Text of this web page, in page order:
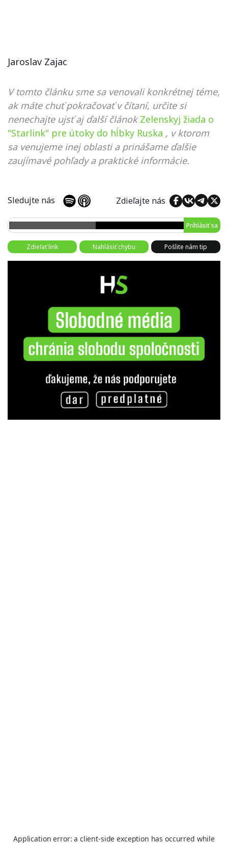
Jaroslav Zajac
V tomto článku sme sa venovali konkrétnej téme,
ak máte chuť pokračovať v čítaní, určite si
nenechajte ujsť aj ďalší článok Zelenskyj žiada o
"Starlink" pre útoky do hĺbky Ruska , v ktorom
sa venujeme inej oblasti a prinášame ďalšie
zaujímavé pohľady a praktické informácie.
Sledujte nás Zdieľajte nás
Prihlásiť sa
Zdieľať link Nahlásiť chybu Pošlite nám tip